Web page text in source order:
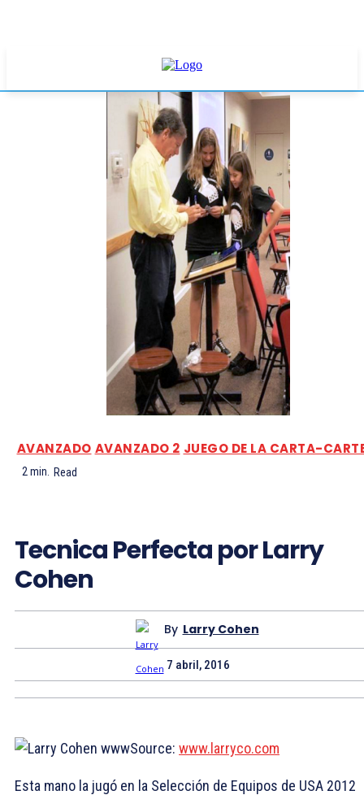
AVANZADO AVANZADO 2 JUEGO DE LA CARTA-
2min. Read
Tecnica Perfecta por Larry
Cohen
By Larry Cohen
7 abril, 2016
Source: www.larryco.com
Esta mano la jugó en la Selección de Equipos de USA 2012